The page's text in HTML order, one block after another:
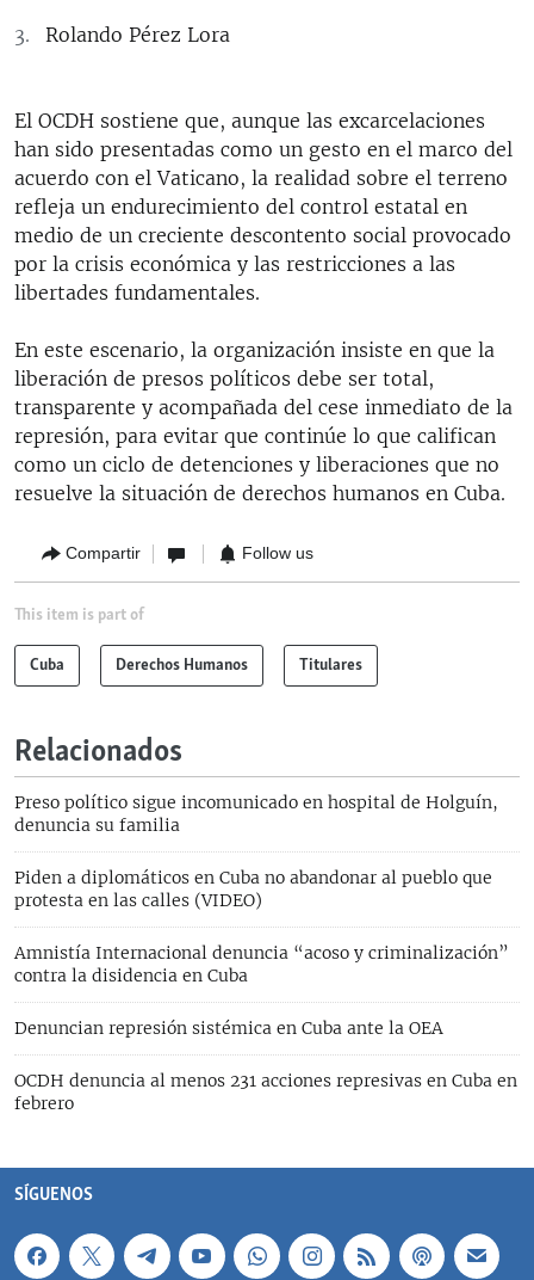
Rolando Pérez Lora
El OCDH sostiene que, aunque las excarcelaciones
han sido presentadas como un gesto en el marco del
acuerdo con el Vaticano, la realidad sobre el terreno
refleja un endurecimiento del control estatal en
medio de un creciente descontento social provocado
por la crisis económica y las restricciones a las
libertades fundamentales.
En este escenario, la organización insiste en que la
liberación de presos políticos debe ser total,
transparente y acompañada del cese inmediato de la
represión, para evitar que continúe lo que califican
como un ciclo de detenciones y liberaciones que no
resuelve la situación de derechos humanos en Cuba.
Compartir Follow us
This item is part of
Cuba Derechos Humanos Titulares
Relacionados
Preso político sigue incomunicado en hospital de Holguín,
denuncia su familia
Piden a diplomáticos en Cuba no abandonar al pueblo que
protesta en las calles (VIDEO)
Amnistía Internacional denuncia “acoso y criminalización”
contra la disidencia en Cuba
Denuncian represión sistémica en Cuba ante la OEA
OCDH denuncia al menos 231 acciones represivas en Cuba en
febrero
SÍGUENOS